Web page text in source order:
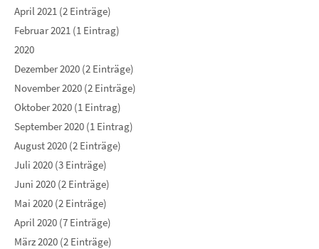
April 2021 (2 Einträge)
Februar 2021 (1 Eintrag)
2020
Dezember 2020 (2 Einträge)
November 2020 (2 Einträge)
Oktober 2020 (1 Eintrag)
September 2020 (1 Eintrag)
August 2020 (2 Einträge)
Juli 2020 (3 Einträge)
Juni 2020 (2 Einträge)
Mai 2020 (2 Einträge)
April 2020 (7 Einträge)
März 2020 (2 Einträge)